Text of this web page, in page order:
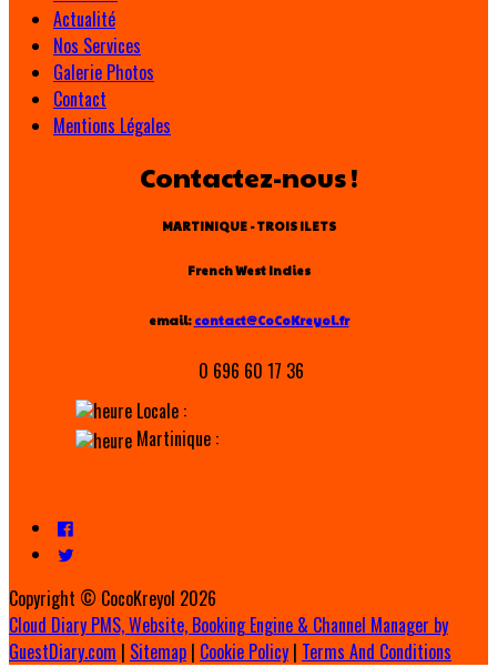
Actualité
Nos Services
Galerie Photos
Contact
Mentions Légales
Contactez-nous !
MARTINIQUE - TROIS ILETS
French West Indies
email: contact@CoCoKreyol.fr
0 696 60 17 36
Locale :
Martinique :
Copyright © CocoKreyol 2026
Cloud Diary PMS, Website, Booking Engine & Channel Manager by
GuestDiary.com | Sitemap | Cookie Policy | Terms And Conditions